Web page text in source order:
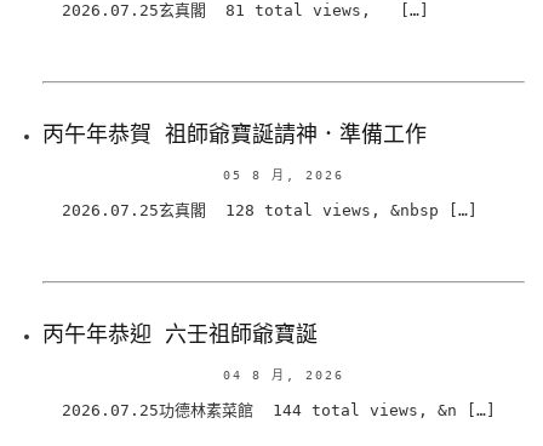
2026.07.25玄真閣 81 total views, […]
丙午年恭賀 祖師爺寶誕請神．準備工作
05 8 月, 2026
2026.07.25玄真閣 128 total views, &nbsp […]
丙午年恭迎 六壬祖師爺寶誕
04 8 月, 2026
2026.07.25功德林素菜館 144 total views, &n […]